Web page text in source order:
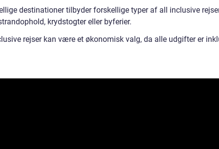
destinationer tilbyder forskellige typer af all inclusive
krydstogter eller byferier.
rejser kan være et økonomisk valg, da alle udgifter er